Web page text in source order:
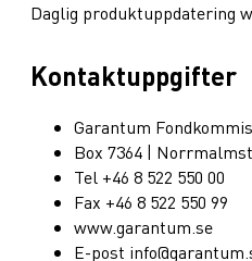
Daglig produktuppdatering
Kontaktuppgifter
Garantum
Box 7364 |
Tel +46 8 522 550 00
Fax +46 8 522 550 99
www.garantum.se
E-post